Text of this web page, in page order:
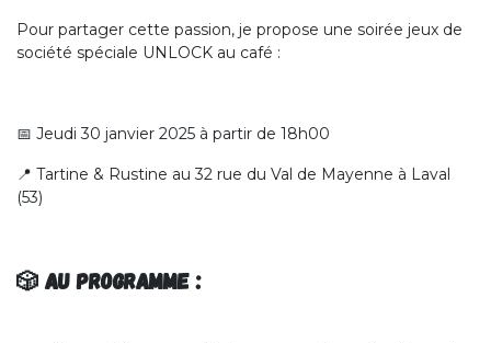
Pour partager cette passion, je propose une soirée jeux de
société spéciale UNLOCK au café :
📅 Jeudi 30 janvier 2025 à partir de 18h00
📍 Tartine & Rustine au 32 rue du Val de Mayenne à Laval
(53)
🎲 Au programme :